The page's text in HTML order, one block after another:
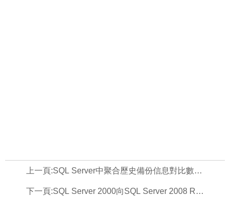
上一頁:SQL Server中聚合歷史備份信息對比數據庫增長的方法，sqlserver
下一頁:SQL Server 2000向SQL Server 2008 R2推送數據圖文教程，2008r2